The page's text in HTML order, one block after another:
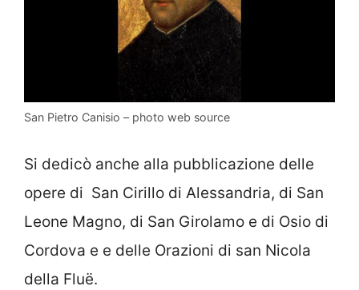
San Pietro Canisio – photo web source
Si dedicò anche alla pubblicazione delle
opere di San Cirillo di Alessandria, di San
Leone Magno, di San Girolamo e di Osio di
Cordova e e delle Orazioni di san Nicola
della Fluë.